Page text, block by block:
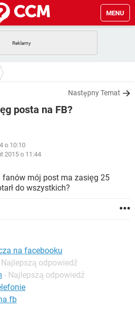
MENU
FACEBOOK
TIKTOK
WHATSAPP
FACEBOOK
WHATSAPP
Następny Temat
posta na FB?
o 10:10
2015 o 11:44
fanów mój post ma zasięg 25
do wszystkich?
na facebooku
Najlepszą odpowiedź
- Najlepszą odpowiedź
fb